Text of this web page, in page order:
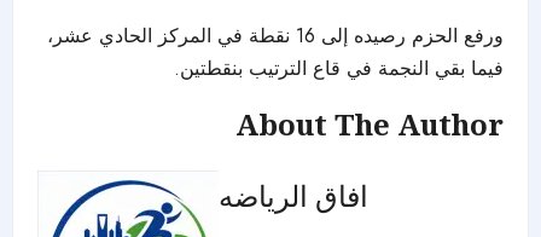
ورفع الحزم رصيده إلى 16 نقطة في المركز الحادي عشر،
فيما بقي النجمة في قاع الترتيب بنقطتين.
About The Author
افاق الرياضه